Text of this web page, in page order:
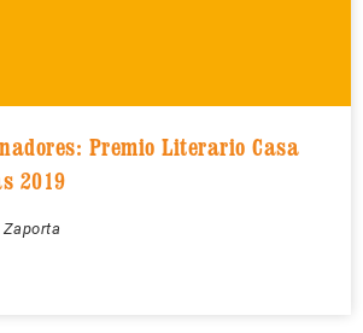
Premio Literario Casa
2019
Zaporta